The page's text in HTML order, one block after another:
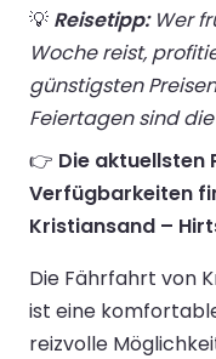
💡 Reisetipp:Wer
Woche reist,
günstigsten
Feiertagen sind
👉 Die aktuellsten
Verfügbarkeiten
Kristiansand –
Die Fährfahrt von
ist eine
reizvolle